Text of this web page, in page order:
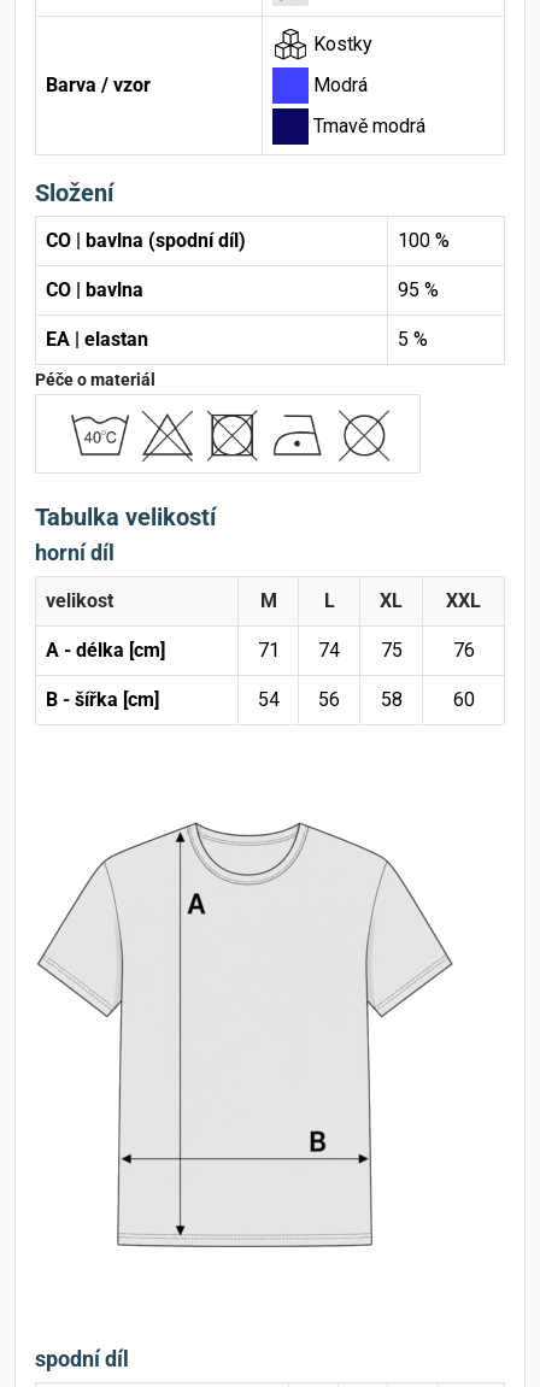
Barva / vzor
Kostky
Modrá
Tmavě modrá
Složení
CO | bavlna (spodní díl) 100 %
CO | bavlna 95 %
EA | elastan 5 %
Péče o materiál
Tabulka velikostí
horní díl
velikost M L XL XXL
A - délka [cm] 71 74 75 76
B - šířka [cm] 54 56 58 60
spodní díl